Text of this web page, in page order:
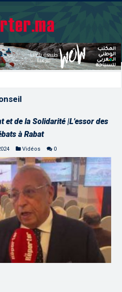
de sa position et reconnaît la sou
et de la Solidarité |L’essor des
à Rabat
Vidéos 0